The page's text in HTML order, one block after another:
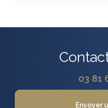
03 81
Envoyer